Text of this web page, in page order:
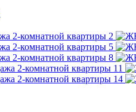
2
5
8
11
14